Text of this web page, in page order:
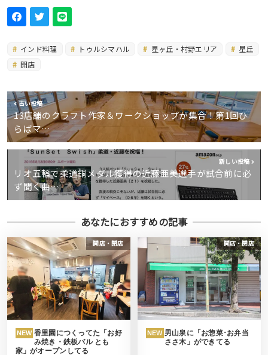
インド料理 トゥルシマハル 星ヶ丘・村野エリア
星丘
開店
古い投稿
13店舗のクラフト作家＆ワークショップが集合！第1回ひ
らばマ…
新しい投稿
リオ五輪で柔道銅メダル獲得の近藤亜美選手が試合前に必
ず聞く曲…
あなたにおすすめの記事
開店・閉店
NEW 香里園につくってた「お好
み焼き・鉄板バル とも
家」がオープンしてる
開店・閉店
NEW 男山泉に「お惣菜･お弁当
ささ木」ができてる